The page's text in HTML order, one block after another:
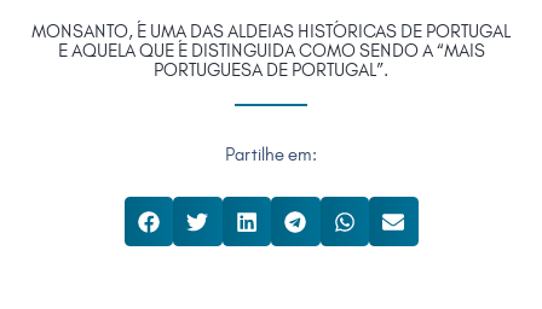
MONSANTO, É UMA DAS ALDEIAS HISTÓRICAS DE PORTUGAL
E AQUELA QUE É DISTINGUIDA COMO SENDO A “MAIS
PORTUGUESA DE PORTUGAL”.
Partilhe em: